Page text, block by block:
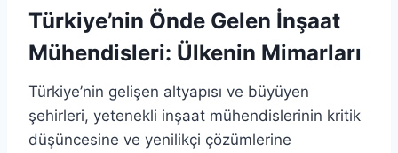
Türkiye’nin Önde Gelen İnşaat
Mühendisleri: Ülkenin Mimarları
Türkiye’nin gelişen altyapısı ve büyüyen
şehirleri, yetenekli inşaat mühendislerinin kritik
düşüncesine ve yenilikçi çözümlerine